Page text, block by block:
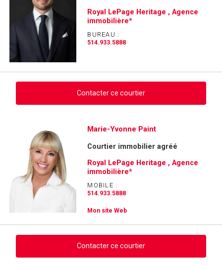
Royal LePage Heritage , Agence
immobilière*
BUREAU :
514.933.5888
Contacter ce courtier
Demander des infos sur cette inscription
Prénom
Courriel
Téléphone
Message
Marie-Yvonne Paint
Courtier immobilier agréé
Royal LePage Heritage , Agence
immobilière*
MOBILE :
514.933.5888
Mon site Web
Contacter ce courtier